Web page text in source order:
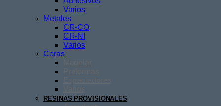
Varios
Metales
CR-CO
CR-NI
Varios
Ceras
RESINAS PROVISIONALES